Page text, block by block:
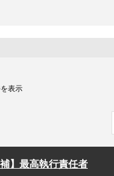
表示
補】最高執行責任者